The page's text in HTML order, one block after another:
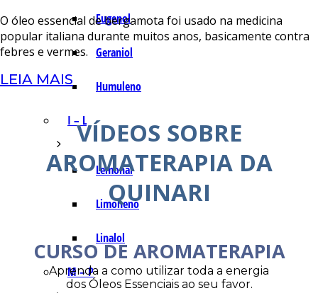
Eugenol
Geraniol
Humuleno
I – L
Lemonal
Limoneno
Linalol
M – P
O óleo essencial de bergamota foi usado na medicina
popular italiana durante muitos anos, basicamente contra
febres e vermes.
LEIA MAIS
VÍDEOS SOBRE
AROMATERAPIA DA
QUINARI
CURSO DE AROMATERAPIA
Aprenda a como utilizar toda a energia
dos Óleos Essenciais ao seu favor.